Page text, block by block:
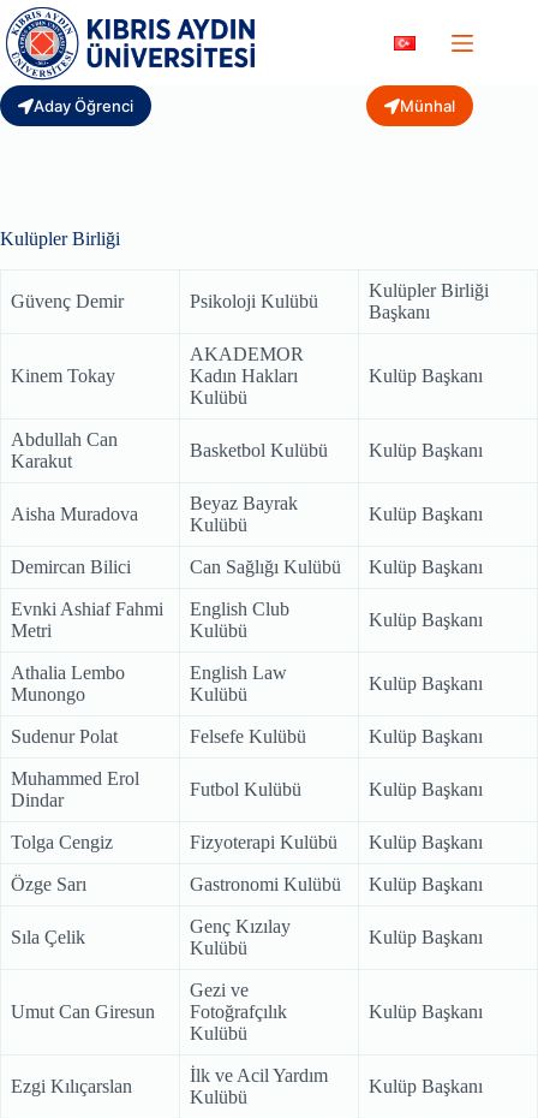
Skip
to
content
Aday Öğrenci Münhal
Kulüpler Birliği
Güvenç Demir Psikoloji Kulübü
Kulüpler Birliği
Başkanı
Kinem Tokay
AKADEMOR
Kadın Hakları
Kulübü
Kulüp Başkanı
Abdullah Can
Karakut
Basketbol Kulübü Kulüp Başkanı
Aisha Muradova
Beyaz Bayrak
Kulübü
Kulüp Başkanı
Demircan Bilici Can Sağlığı Kulübü Kulüp Başkanı
Evnki Ashiaf Fahmi
Metri
English Club
Kulübü
Kulüp Başkanı
Athalia Lembo
Munongo
English Law
Kulübü
Kulüp Başkanı
Sudenur Polat Felsefe Kulübü Kulüp Başkanı
Muhammed Erol
Dindar
Futbol Kulübü Kulüp Başkanı
Tolga Cengiz Fizyoterapi Kulübü Kulüp Başkanı
Özge Sarı Gastronomi Kulübü Kulüp Başkanı
Sıla Çelik
Genç Kızılay
Kulübü
Kulüp Başkanı
Umut Can Giresun
Gezi ve
Fotoğrafçılık
Kulübü
Kulüp Başkanı
Ezgi Kılıçarslan
İlk ve Acil Yardım
Kulübü
Kulüp Başkanı